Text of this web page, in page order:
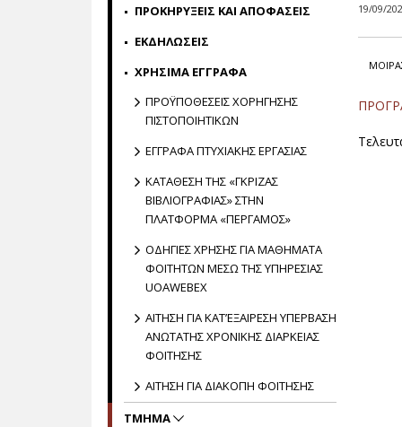
19/09/
ΠΡΟΚΗΡΥΞΕΙΣ ΚΑΙ ΑΠΟΦΑΣΕΙΣ
ΕΚΔΗΛΩΣΕΙΣ
ΧΡΗΣΙΜΑ ΕΓΓΡΑΦΑ
ΠΡΟΫΠΟΘΕΣΕΙΣ ΧΟΡΗΓΗΣΗΣ
ΠΙΣΤΟΠΟΙΗΤΙΚΩΝ
ΕΓΓΡΑΦΑ ΠΤΥΧΙΑΚΗΣ ΕΡΓΑΣΙΑΣ
ΚΑΤΑΘΕΣΗ ΤΗΣ «ΓΚΡΙΖΑΣ
ΒΙΒΛΙΟΓΡΑΦΙΑΣ» ΣΤΗΝ
ΠΛΑΤΦΟΡΜΑ «ΠΕΡΓΑΜΟΣ»
ΟΔΗΓΙΕΣ ΧΡΗΣΗΣ ΓΙΑ ΜΑΘΗΜΑΤΑ
ΦΟΙΤΗΤΩΝ ΜΕΣΩ ΤΗΣ ΥΠΗΡΕΣΙΑΣ
UOAWEBEX
ΑΙΤΗΣΗ ΓΙΑ ΚΑΤ’ΕΞΑΙΡΕΣΗ ΥΠΕΡΒΑΣΗ
ΑΝΩΤΑΤΗΣ ΧΡΟΝΙΚΗΣ ΔΙΑΡΚΕΙΑΣ
ΦΟΙΤΗΣΗΣ
ΑΙΤΗΣΗ ΓΙΑ ΔΙΑΚΟΠΗ ΦΟΙΤΗΣΗΣ
ΤΜΗΜΑ